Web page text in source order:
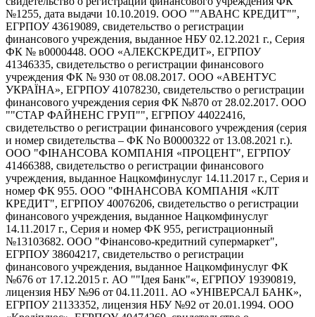
№1255, дата выдачи 10.10.2019. ООО ""АВАНС КРЕДИТ"",
ЕГРПОУ 43619089, свидетельство о регистрации
финансового учреждения, выданное НБУ 02.12.2021 г., Серия
ФК № в0000448. ООО «АЛЕКСКРЕДИТ», ЕГРПОУ
41346335, свидетельство о регистрации финансового
учреждения ФК № 930 от 08.08.2017. ООО «АВЕНТУС
УКРАЇНА», ЕГРПОУ 41078230, свидетельство о регистрации
финансового учреждения серия ФК №870 от 28.02.2017. ООО
""СТАР ФАЙНЕНС ГРУП"", ЕГРПОУ 44022416,
свидетельство о регистрации финансового учреждения (серия
и номер свидетельства – ФК No В0000322 от 13.08.2021 г.).
ООО "ФІНАНСОВА КОМПАНІЯ «ПРОЦЕНТ", ЕГРПОУ
41466388, свидетельство о регистрации финансового
учреждения, выданное Нацкомфинуслуг 14.11.2017 г., Серия и
номер ФК 955. ООО "ФІНАНСОВА КОМПАНІЯ «КЛТ
КРЕДИТ", ЕГРПОУ 40076206, свидетельство о регистрации
финансового учреждения, выданное Нацкомфинуслуг
14.11.2017 г., Серия и номер ФК 955, регистрационный
№13103682. ООО "Фінансово-кредитний супермаркет",
ЕГРПОУ 38604217, свидетельство о регистрации
финансового учреждения, выданное Нацкомфинуслуг ФК
№676 от 17.12.2015 г. АО ""Ідея Банк"«, ЕГРПОУ 19390819,
лицензия НБУ №96 от 04.11.2011. АО «УНІВЕРСАЛ БАНК»,
ЕГРПОУ 21133352, лицензия НБУ №92 от 20.01.1994. ООО